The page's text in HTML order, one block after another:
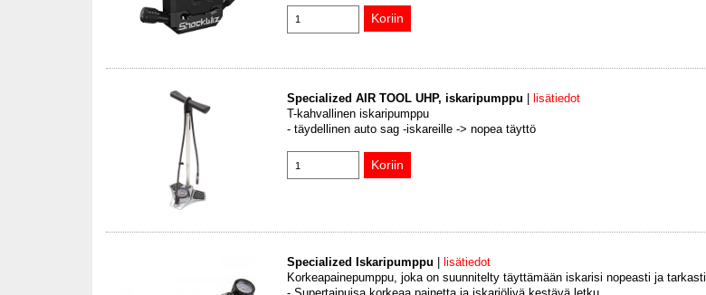
Specialized AIR TOOL UHP, iskaripumppu
lisätiedot
T-kahvallinen iskaripumppu
- täydellinen auto sag -iskareille -> nopea täyttö
Specialized Iskaripumppu
lisätiedot
Korkeapainepumppu, joka on suunnitelty täyttämään iskarisi nopeasti ja tarkasti